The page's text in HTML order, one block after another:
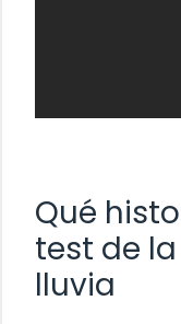
Qué
test de
lluvia